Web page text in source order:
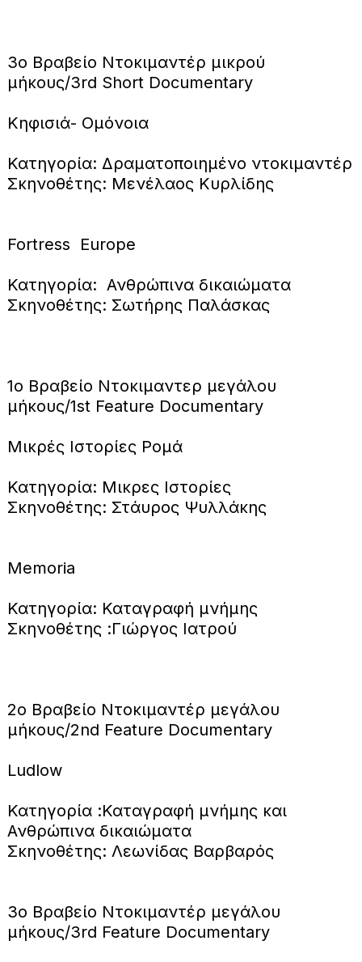
3ο Βραβείο Ντοκιμαντέρ μικρού
μήκους/3rd Short Documentary
Κηφισιά- Ομόνοια
Κατηγορία: Δραματοποιημένο ντοκιμαντέρ
Σκηνοθέτης: Μενέλαος Κυρλίδης
Fortress Europe
Κατηγορία: Ανθρώπινα δικαιώματα
Σκηνοθέτης: Σωτήρης Παλάσκας
1ο Βραβείο Ντοκιμαντερ μεγάλου
μήκους/1st Feature Documentary
Μικρές Ιστορίες Ρομά
Κατηγορία: Μικρες Ιστορίες
Σκηνοθέτης: Στάυρος Ψυλλάκης
Memoria
Κατηγορία: Καταγραφή μνήμης
Σκηνοθέτης :Γιώργος Ιατρού
2ο Βραβείο Ντοκιμαντέρ μεγάλου
μήκους/2nd Feature Documentary
Ludlow
Κατηγορία :Καταγραφή μνήμης και
Ανθρώπινα δικαιώματα
Σκηνοθέτης: Λεωνίδας Βαρβαρός
3ο Βραβείο Ντοκιμαντέρ μεγάλου
μήκους/3rd Feature Documentary